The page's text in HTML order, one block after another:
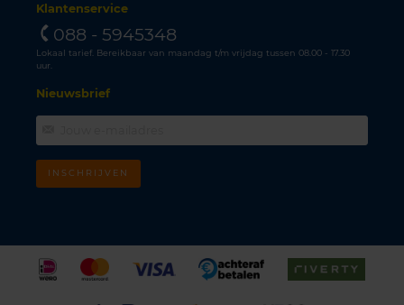
Klantenservice
088 - 5945348
Lokaal tarief. Bereikbaar van maandag t/m vrijdag tussen 08.00 - 17.30
uur.
Nieuwsbrief
INSCHRIJVEN